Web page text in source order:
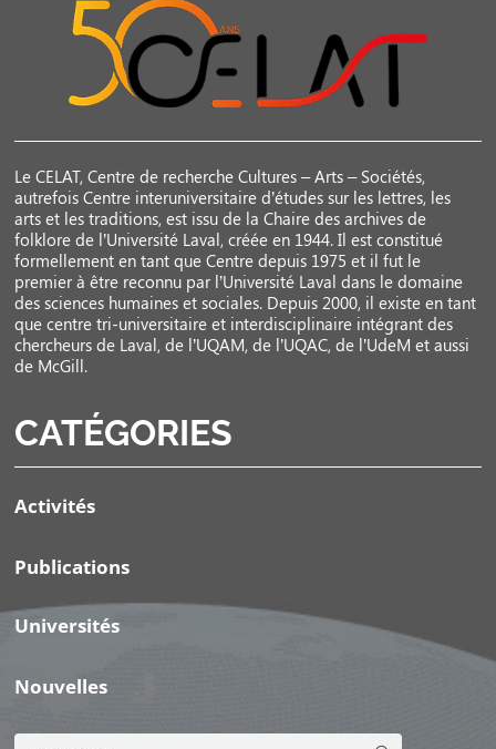
Le CELAT, Centre de recherche Cultures – Arts – Sociétés,
autrefois Centre interuniversitaire d’études sur les lettres, les
arts et les traditions, est issu de la Chaire des archives de
folklore de l’Université Laval, créée en 1944. Il est constitué
formellement en tant que Centre depuis 1975 et il fut le
premier à être reconnu par l’Université Laval dans le domaine
des sciences humaines et sociales. Depuis 2000, il existe en tant
que centre tri-universitaire et interdisciplinaire intégrant des
chercheurs de Laval, de l’UQAM, de l’UQAC, de l’UdeM et aussi
de McGill.
CATÉGORIES
Activités
Publications
Universités
Nouvelles